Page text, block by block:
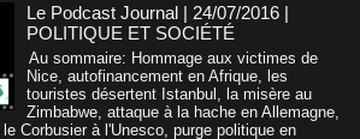
Le Podcast Journal | 24/07/2016 |
POLITIQUE ET SOCIÉTÉ
Au sommaire: Hommage aux victimes de
Nice, autofinancement en Afrique, les
touristes désertent Istanbul, la misère au
Zimbabwe, attaque à la hache en Allemagne,
Corbusier à l'Unesco, purge politique en